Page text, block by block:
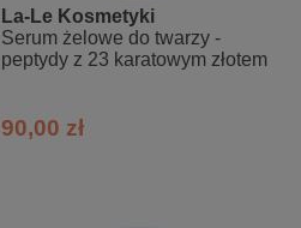
La-Le Kosmetyki
Serum żelowe do twarzy -
peptydy z 23 karatowym złotem
90,00 zł